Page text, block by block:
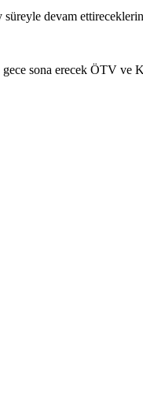
devam
gece sona erecek ÖTV